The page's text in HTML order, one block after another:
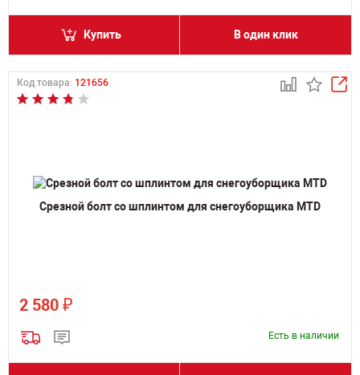
Купить В один клик
Код товара: 121656
Срезной болт со шплинтом для снегоуборщика MTD
2 580 ₽
Есть в наличии